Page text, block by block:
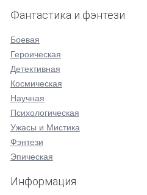
Фантастика и фэнтези
Боевая
Героическая
Детективная
Космическая
Научная
Психологическая
Ужасы и Мистика
Фэнтези
Эпическая
Информация